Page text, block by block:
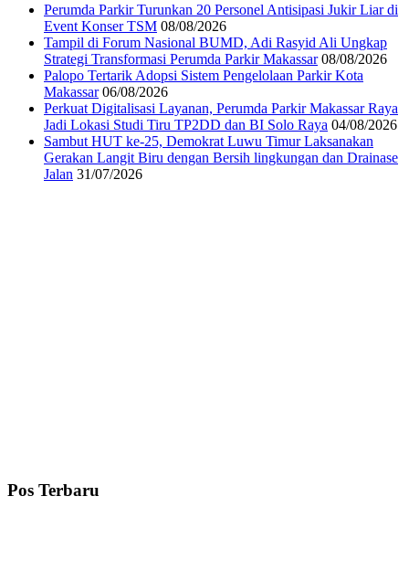
Perumda Parkir Turunkan 20 Personel Antisipasi Jukir Liar di
Event Konser TSM 08/08/2026
Tampil di Forum Nasional BUMD, Adi Rasyid Ali Ungkap
Strategi Transformasi Perumda Parkir Makassar 08/08/2026
Palopo Tertarik Adopsi Sistem Pengelolaan Parkir Kota
Makassar 06/08/2026
Perkuat Digitalisasi Layanan, Perumda Parkir Makassar Raya
Jadi Lokasi Studi Tiru TP2DD dan BI Solo Raya 04/08/2026
Sambut HUT ke-25, Demokrat Luwu Timur Laksanakan
Gerakan Langit Biru dengan Bersih lingkungan dan Drainase
Jalan 31/07/2026
Pos Terbaru